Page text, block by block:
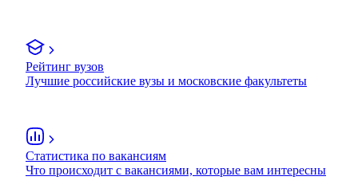
Рейтинг вузов
Лучшие российские вузы и московские факультеты
Статистика по вакансиям
Что происходит с вакансиями, которые вам интересны